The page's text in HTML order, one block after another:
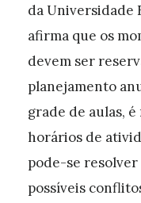
da Universidade
afirma que os
devem ser
planejamento
grade de aulas,
horários de
pode-se
possíveis